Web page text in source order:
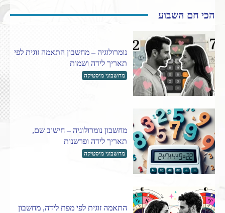
הכי חם השבוע
נומרולוגיה – מחשבון התאמה זוגית לפי
תאריך לידה ושמות
מחשבוני מיסטיקה
מחשבון נומרולוגיה – חישוב שם,
תאריך לידה ופרשנות
מחשבוני מיסטיקה
התאמה זוגית לפי מפת לידה, מחשבון